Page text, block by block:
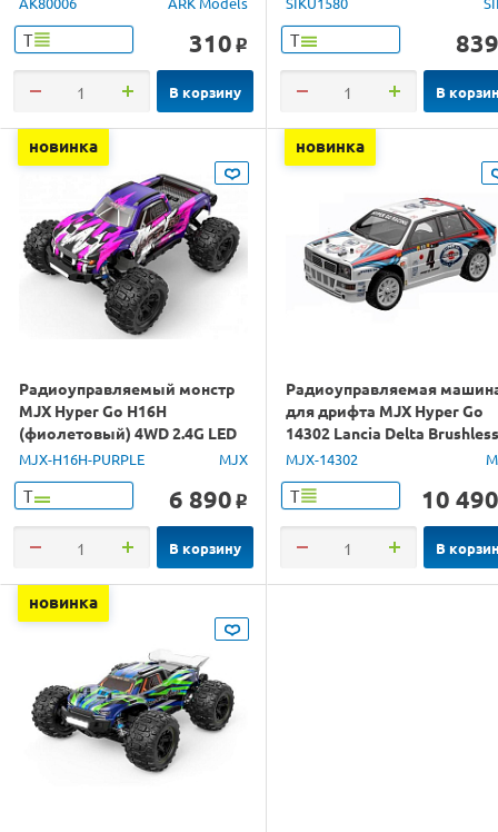
Т 310 o
В корзину
Т 839
В
новинка
Радиоуправляемый монстр
MJX Hyper Go H16H
(фиолетовый) 4WD 2.4G LED
GPS 1/16 RTR
MJX-H16H-PURPLE MJX
Т 6 890 o
В корзину
новинка
Радиоуправляемая
для дрифта MJX Hyper Go
14302 Lancia Delta Brushless
4WD 2.4G LED 1/14 RTR
MJX-14302
Т 10 490
В
новинка